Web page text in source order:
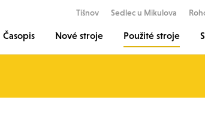
Tišnov Sedlec u Mikulova
Časopis Nové stroje Použité stroje